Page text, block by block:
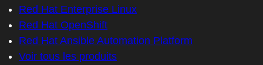
Red Hat Enterprise Linux
Red Hat OpenShift
Red Hat Ansible Automation Platform
Voir tous les produits